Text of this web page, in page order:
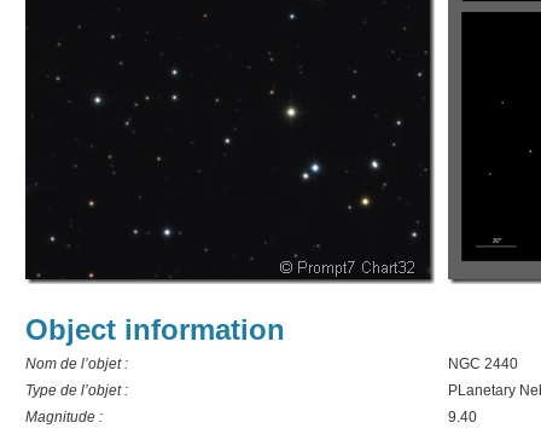
Object information
Nom de l’objet :
NGC 2440
Type de l’objet :
PLanetary
Magnitude :
9.40